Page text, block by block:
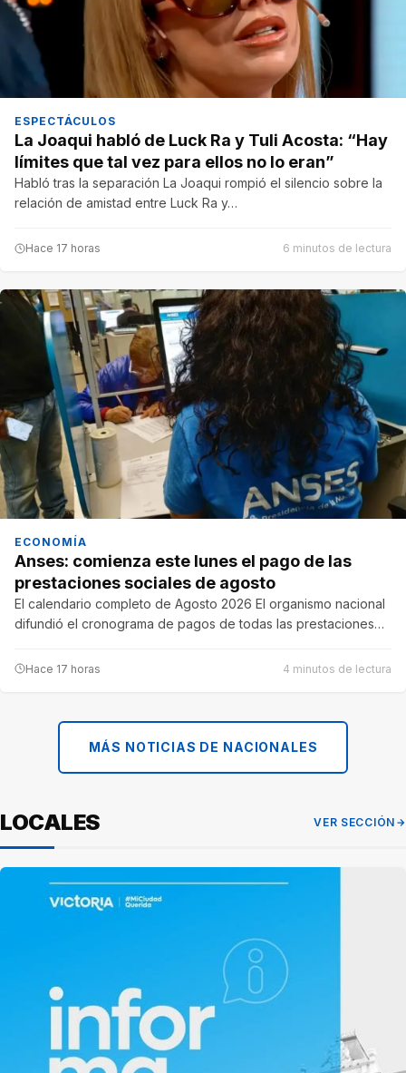
ESPECTÁCULOS
La Joaqui habló de Luck Ra y Tuli Acosta: “Hay
límites que tal vez para ellos no lo eran”
Habló tras la separación La Joaqui rompió el silencio sobre la
relación de amistad entre Luck Ra y…
Hace 17 horas 6 minutos de lectura
ECONOMÍA
Anses: comienza este lunes el pago de las
prestaciones sociales de agosto
El calendario completo de Agosto 2026 El organismo nacional
difundió el cronograma de pagos de todas las prestaciones…
Hace 17 horas 4 minutos de lectura
MÁS NOTICIAS DE NACIONALES
LOCALES VER SECCIÓN